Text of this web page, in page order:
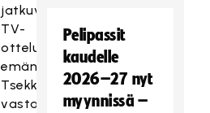
jatkuvat
TV-
ottelulla
emäntämaa
Tsekkiä
vastaan
Pelipassit
kaudelle
2026–27 nyt
myynnissä –